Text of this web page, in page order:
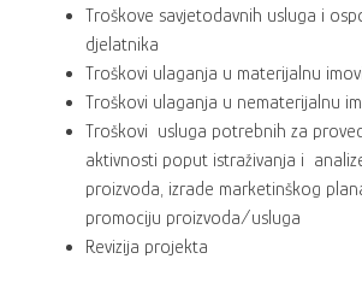
Troškove savjetodavnih usluga i
djelatnika
Troškovi ulaganja u materijalnu
Troškovi ulaganja u nematerijalnu
Troškovi usluga potrebnih za
aktivnosti poput istraživanja i
proizvoda, izrade marketinškog
promociju proizvoda/usluga
Revizija projekta